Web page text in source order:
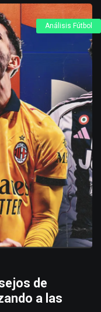
Análisis Fútbol
de
a las